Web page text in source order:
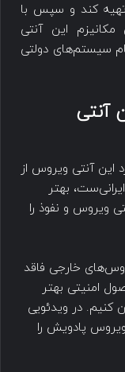
کند و سپس با
این آنتی
سیستم‌های دولتی
آنتی
این آنتی ویروس از
بهتر
ویروس و نفوذ را
خارجی فاقد
امنیتی بهتر
کنیم. در ویدئویی
پادویش را